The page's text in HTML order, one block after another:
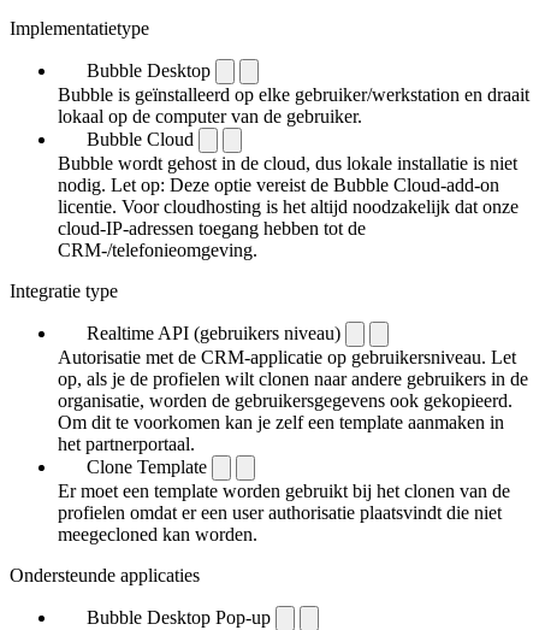
Implementatietype
Bubble Desktop
Bubble is geïnstalleerd op elke gebruiker/werkstation en draait
lokaal op de computer van de gebruiker.
Bubble Cloud
Bubble wordt gehost in de cloud, dus lokale installatie is niet
nodig. Let op: Deze optie vereist de Bubble Cloud-add-on
licentie. Voor cloudhosting is het altijd noodzakelijk dat onze
cloud-IP-adressen toegang hebben tot de
CRM-/telefonieomgeving.
Integratie type
Realtime API (gebruikers niveau)
Autorisatie met de CRM-applicatie op gebruikersniveau. Let
op, als je de profielen wilt clonen naar andere gebruikers in de
organisatie, worden de gebruikersgegevens ook gekopieerd.
Om dit te voorkomen kan je zelf een template aanmaken in
het partnerportaal.
Clone Template
Er moet een template worden gebruikt bij het clonen van de
profielen omdat er een user authorisatie plaatsvindt die niet
meegecloned kan worden.
Ondersteunde applicaties
Bubble Desktop Pop-up